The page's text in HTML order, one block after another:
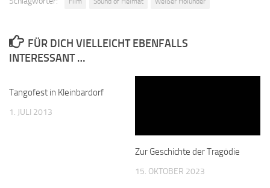
FÜR DICH VIELLEICHT EBENFALLS
INTERESSANT …
Tangofest in Kleinbardorf
1. JULI 2013
Zur Geschichte der Tragödie
15. OKTOBER 2023